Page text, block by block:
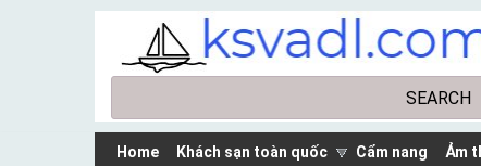
Skip to main content
Home Khách sạn toàn quốc Cẩm nang Ảm